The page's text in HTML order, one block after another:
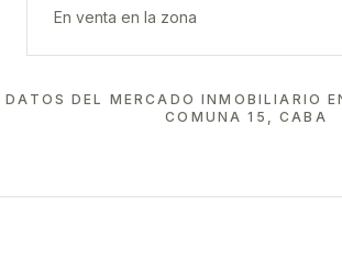
En venta en la zona
DATOS DEL MERCADO INMOBILIARIO
COMUNA 15, CABA